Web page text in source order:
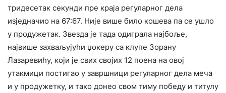
тридесетак секунди пре краја регуларног дела
изједначио на 67:67. Није више било кошева па се ушло
у продужетак. Звезда је тада одиграла најбоље,
највише захваљујући џокеру са клупе Зорану
Лазаревићу, који је свих својих 12 поена на овој
утакмици постигао у завршници регуларног дела меча
и у продужетку, и тако донео свом тиму победу и титулу